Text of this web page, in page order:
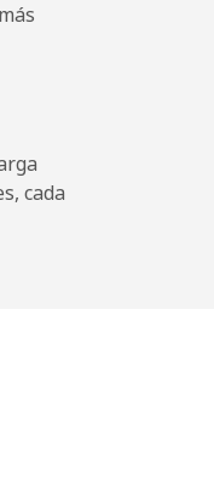
cada